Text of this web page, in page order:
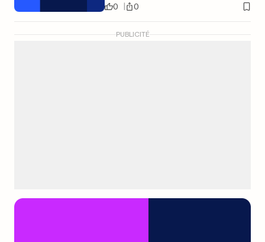
0 0
PUBLICITÉ